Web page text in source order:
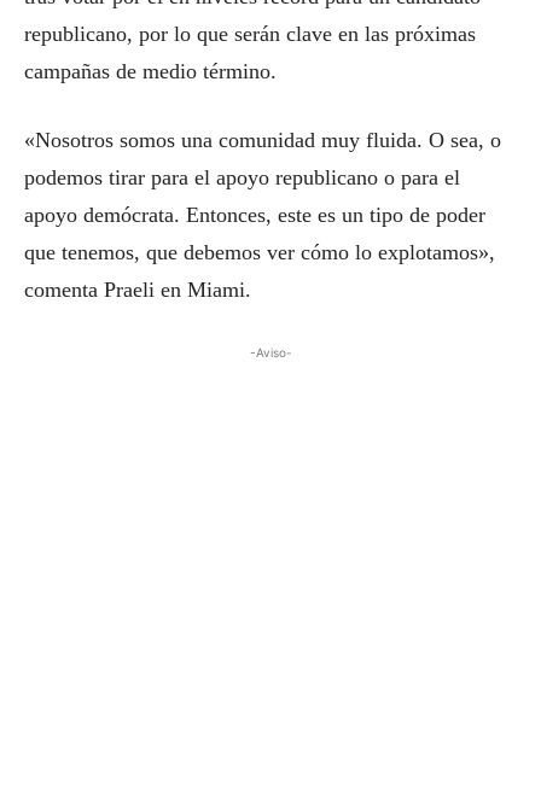
republicano, por lo que serán clave en las próximas
campañas de medio término.
«Nosotros somos una comunidad muy fluida. O sea, o
podemos tirar para el apoyo republicano o para el
apoyo demócrata. Entonces, este es un tipo de poder
que tenemos, que debemos ver cómo lo explotamos»,
comenta Praeli en Miami.
-Aviso-